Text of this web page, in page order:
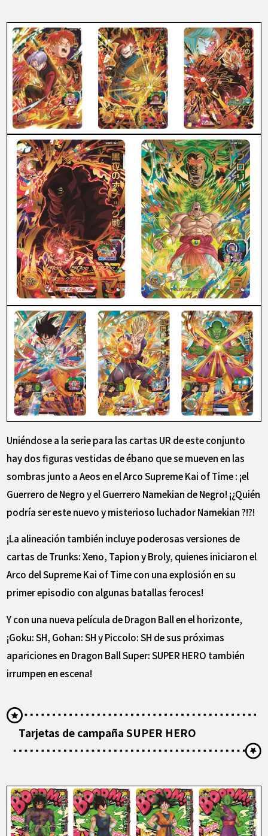
Uniéndose a la serie para las cartas UR de este conjunto
hay dos figuras vestidas de ébano que se mueven en las
sombras junto a Aeos en el Arco Supreme Kai of Time : ¡el
Guerrero de Negro y el Guerrero Namekian de Negro! ¡¿Quién
podría ser este nuevo y misterioso luchador Namekian ?!?!
¡La alineación también incluye poderosas versiones de
cartas de Trunks: Xeno, Tapion y Broly, quienes iniciaron el
Arco del Supreme Kai of Time con una explosión en su
primer episodio con algunas batallas feroces!
Y con una nueva película de Dragon Ball en el horizonte,
¡Goku: SH, Gohan: SH y Piccolo: SH de sus próximas
apariciones en Dragon Ball Super: SUPER HERO también
irrumpen en escena!
Tarjetas de campaña SUPER HERO